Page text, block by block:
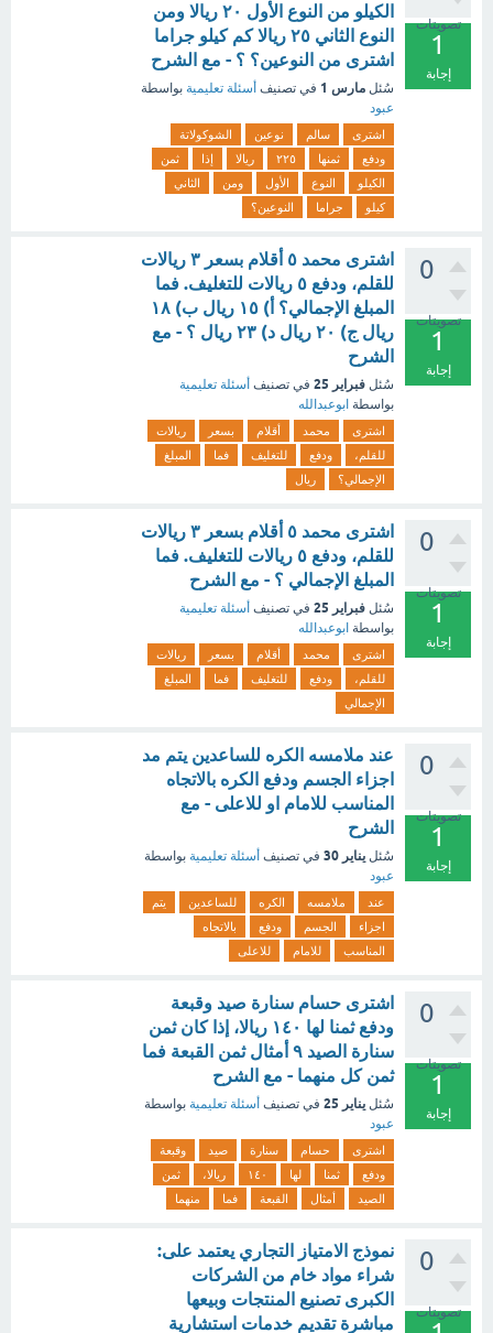
تصويتات
1
إجابة
الكيلو من النوع الأول ٢٠ ريالا ومن
النوع الثاني ٢٥ ريالا كم كيلو جراما
اشترى من النوعين؟ ؟ - مع الشرح
سُئل مارس 1 في تصنيف أسئلة تعليمية بواسطة
عبود
اشترى سالم نوعين
الشوكولاتة
ودفع
ثمنها ٢٢٥ ريالا إذا
ثمن
الكيلو
النوع الأول ومن
الثاني
كيلو
جراما النوعين؟
0
تصويتات
1
إجابة
اشترى محمد ٥ أقلام بسعر ٣ ريالات
للقلم، ودفع ٥ ريالات للتغليف. فما
المبلغ الإجمالي؟ أ) ١٥ ريال ب) ١٨
ريال ج) ٢٠ ريال د) ٢٣ ريال ؟ - مع
الشرح
سُئل فبراير 25 في تصنيف أسئلة تعليمية
بواسطة ابوعبدالله
اشترى محمد أقلام بسعر
ريالات
للقلم،
ودفع للتغليف فما
المبلغ
الإجمالي؟
ريال
0
تصويتات
1
إجابة
اشترى محمد ٥ أقلام بسعر ٣ ريالات
للقلم، ودفع ٥ ريالات للتغليف. فما
المبلغ الإجمالي ؟ - مع الشرح
سُئل فبراير 25 في تصنيف أسئلة تعليمية
بواسطة ابوعبدالله
اشترى محمد أقلام بسعر
ريالات
للقلم،
ودفع للتغليف فما
المبلغ
الإجمالي
0
تصويتات
1
إجابة
عند ملامسه الكره للساعدين يتم مد
اجزاء الجسم ودفع الكره بالاتجاه
المناسب للامام او للاعلى - مع
الشرح
سُئل يناير 30 في تصنيف أسئلة تعليمية بواسطة
عبود
عند ملامسه الكره للساعدين
يتم
اجزاء
الجسم ودفع
بالاتجاه
المناسب
للامام للاعلى
0
تصويتات
1
إجابة
اشترى حسام سنارة صيد وقبعة
ودفع ثمنا لها ١٤٠ ريالا، إذا كان ثمن
سنارة الصيد ٩ أمثال ثمن القبعة فما
ثمن كل منهما - مع الشرح
سُئل يناير 25 في تصنيف أسئلة تعليمية بواسطة
عبود
اشترى حسام سنارة صيد
وقبعة
ودفع
ثمنا لها ١٤٠ ريالا،
ثمن
الصيد
أمثال القبعة فما منهما
0
تصويتات
نموذج الامتياز التجاري يعتمد على:
شراء مواد خام من الشركات
الكبرى تصنيع المنتجات وبيعها
مباشرة تقديم خدمات استشارية